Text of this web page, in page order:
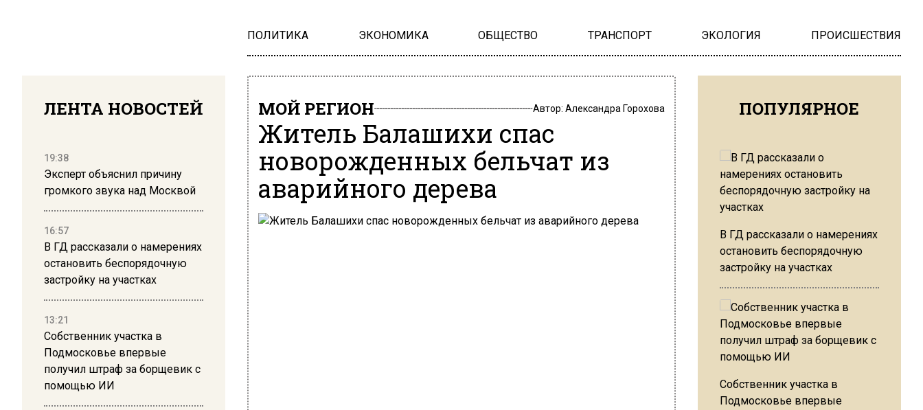
ПОЛИТИКА ЭКОНОМИКА ОБЩЕСТВО ТРАНСПОРТ ЭКОЛОГИЯ ПРОИСШЕСТВИЯ
ЛЕНТА НОВОСТЕЙ
19:38
Эксперт объяснил причину
громкого звука над Москвой
16:57
В ГД рассказали о намерениях
остановить беспорядочную
застройку на участках
13:21
Собственник участка в
Подмосковье впервые
получил штраф за борщевик с
помощью ИИ
МОЙ РЕГИОН Автор: Александра Горохова
Житель Балашихи спас
новорожденных бельчат из
аварийного дерева
ПОПУЛЯРНОЕ
В ГД рассказали о намерениях
остановить беспорядочную
застройку на участках
Собственник участка в
Подмосковье впервые